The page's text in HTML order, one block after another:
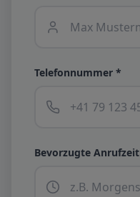
Telefonnummer *
Bevorzugte Anrufzeit